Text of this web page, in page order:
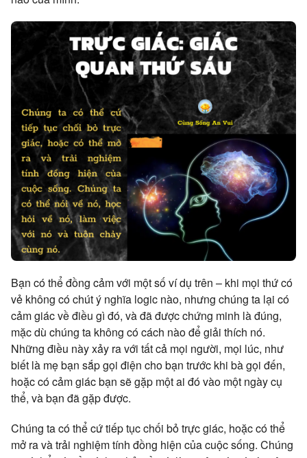
Bạn có thể đồng cảm với một số ví dụ trên – khi mọi thứ có
vẻ không có chút ý nghĩa logic nào, nhưng chúng ta lại có
cảm giác về điều gì đó, và đã được chứng minh là đúng,
mặc dù chúng ta không có cách nào để giải thích nó.
Những điều này xảy ra với tất cả mọi người, mọi lúc, như
biết là mẹ bạn sắp gọi điện cho bạn trước khi bà gọi đến,
hoặc có cảm giác bạn sẽ gặp một ai đó vào một ngày cụ
thể, và bạn đã gặp được.
Chúng ta có thể cứ tiếp tục chối bỏ trực giác, hoặc có thể
mở ra và trải nghiệm tính đồng hiện của cuộc sống. Chúng